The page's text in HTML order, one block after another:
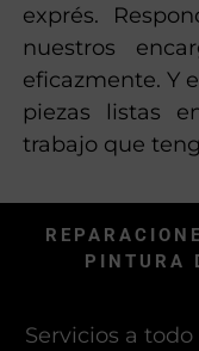
exprés.
nuestros
eficazmente. Y
piezas listas
trabajo que
PINTURA
Servicios a